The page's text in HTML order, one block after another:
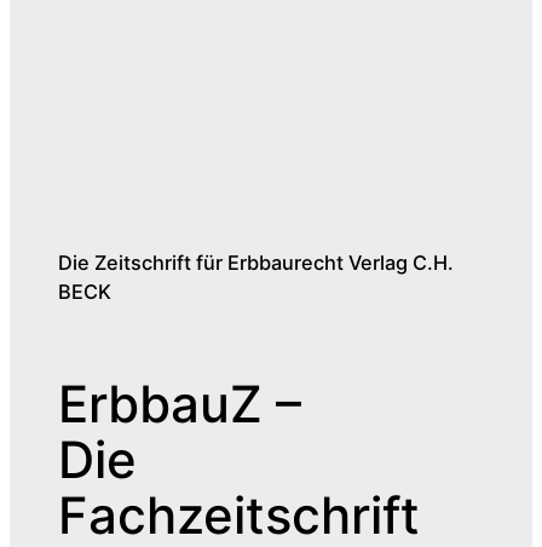
Die Zeitschrift für Erbbaurecht Verlag C.H.
BECK
ErbbauZ –
Die
Fachzeitschrift